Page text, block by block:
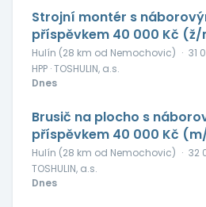
Strojní montér s
příspěvkem 40 000 Kč (ž/
Hulín (28 km od Nemochovic) · 31
HPP · TOSHULIN, a.s.
Dnes
Brusič na plocho s
příspěvkem 40 000 Kč
Hulín (28 km od Nemochovic) · 32
TOSHULIN, a.s.
Dnes